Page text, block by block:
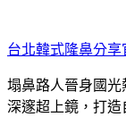
至
主
要
內
台北韓式隆鼻分享
塌鼻路人晉身國
深邃超上鏡，打造